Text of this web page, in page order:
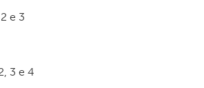
e 3
3 e 4